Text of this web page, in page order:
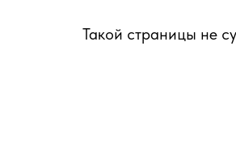
Такой страницы не